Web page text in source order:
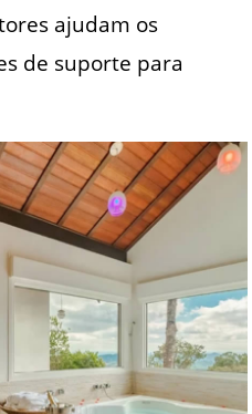
ajudam os
de suporte para